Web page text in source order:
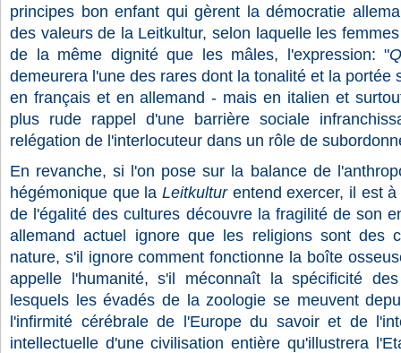
principes bon enfant qui gèrent la démocratie
des valeurs de la Leitkultur, selon laquelle les
de la même dignité que les mâles, l'expression: "
demeurera l'une des rares dont la tonalité et la portée
en français et en allemand - mais en italien et
plus rude rappel d'une barrière sociale
relégation de l'interlocuteur dans un rôle de
En revanche, si l'on pose sur la balance de
hégémonique que la Leitkultur entend exercer, il est
de l'égalité des cultures découvre la fragilité de son
allemand actuel ignore que les religions sont des
nature, s'il ignore comment fonctionne la boîte
appelle l'humanité, s'il méconnaît la spécificité
lesquels les évadés de la zoologie se meuvent
l'infirmité cérébrale de l'Europe du savoir et de
intellectuelle d'une civilisation entière qu'illustrera